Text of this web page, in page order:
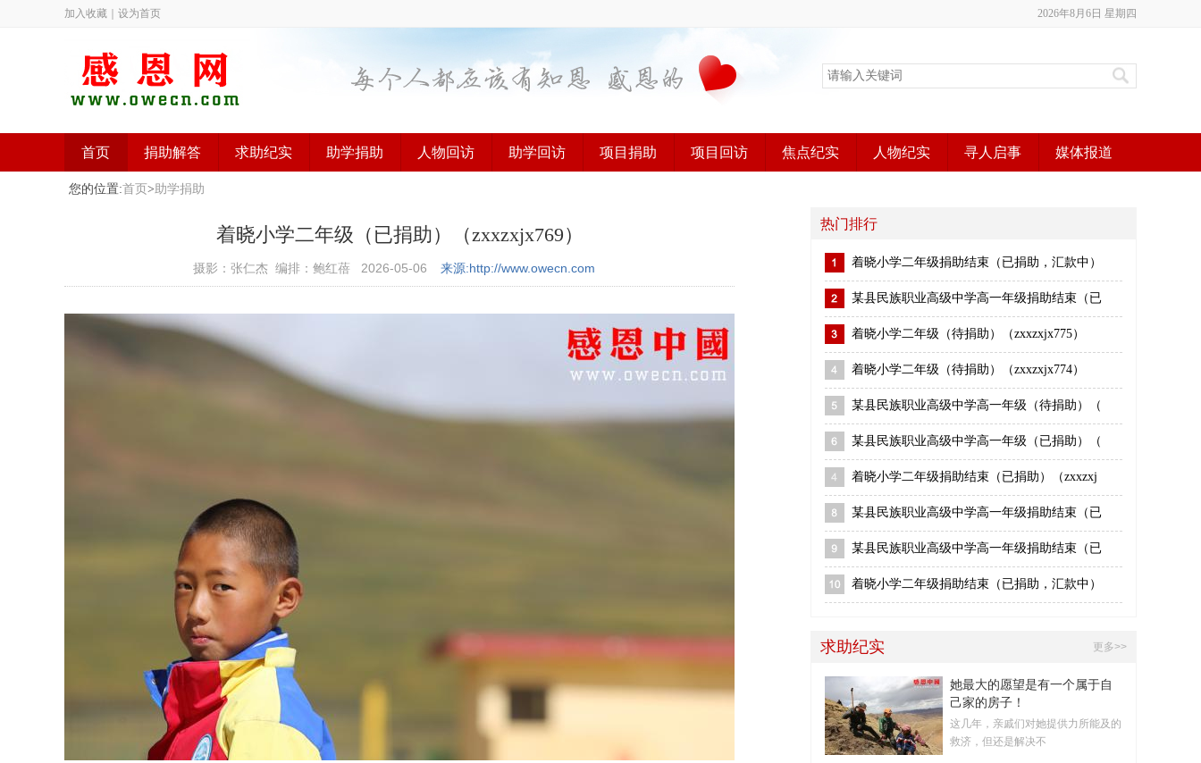
2026年8月6日 星期四
加入收藏 设为首页
首页 捐助解答 求助纪实 助学捐助 人物回访 助学回访 项目捐助 项目回访 焦点纪实 人物纪实 寻人启事 媒体报道
您的位置:首页 >助学捐助
着晓小学二年级（已捐助）（zxxzxjx769）
摄影：张仁杰 编排：鲍红蓓 2026-05-06 来源:http://www.owecn.com
热门排行
着晓小学二年级捐助结束（已捐助，汇款中）
某县民族职业高级中学高一年级捐助结束（已
着晓小学二年级（待捐助）（zxxzxjx775）
着晓小学二年级（待捐助）（zxxzxjx774）
某县民族职业高级中学高一年级（待捐助）（
某县民族职业高级中学高一年级（已捐助）（
着晓小学二年级捐助结束（已捐助）（zxxzxj
某县民族职业高级中学高一年级捐助结束（已
某县民族职业高级中学高一年级捐助结束（已
着晓小学二年级捐助结束（已捐助，汇款中）
更多>>
求助纪实
她最大的愿望是有一个属于自
己家的房子！
这几年，亲戚们对她提供力所能及的
救济，但还是解决不